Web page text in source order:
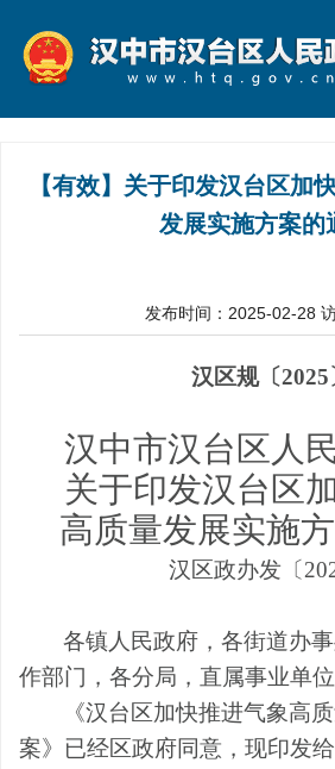
【有效】关于印发汉台区加
发展实施方案的
发布时间：2025-02-28
汉区规〔2025
汉中市汉台区人
关于印发汉台区
高质量发展实施
汉区政办发〔 20
各镇人民政府 ，各街道办
作部门 ，各分局， 直属事业单位
《汉台区加快推进气象高
案》 已经区政府同意，现印发